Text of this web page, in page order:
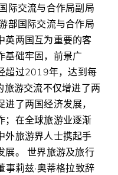
际交流与合作局副局
部国际交流与合作局
英两国互为重要的客
基础牢固，前景广
超过2019年，达到每
游交流不仅增进了两
了两国经济发展，
；在全球旅游业逐渐
外旅游界人士携起手
展。 世界旅游及旅行
莉兹·奥蒂格拉致辞